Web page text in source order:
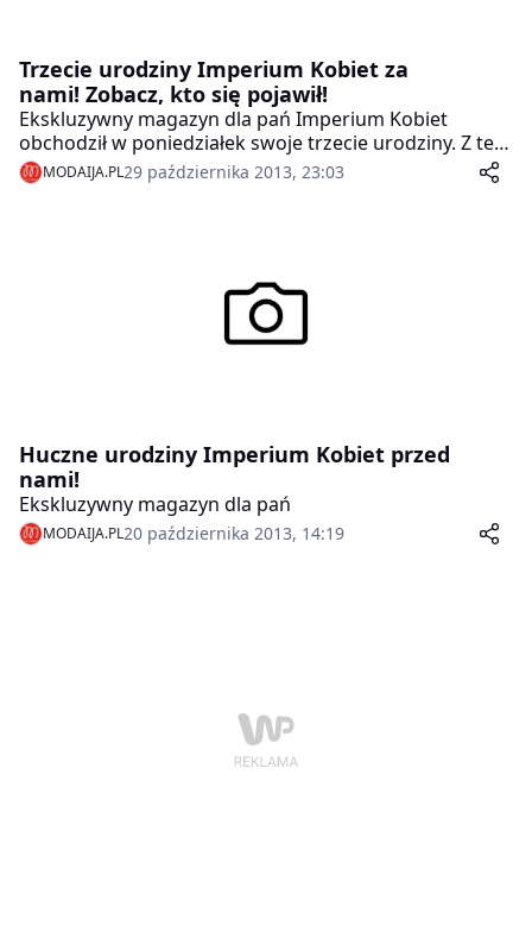
Trzecie urodziny Imperium Kobiet za
nami! Zobacz, kto się pojawił!
Ekskluzywny magazyn dla pań Imperium Kobiet
obchodził w poniedziałek swoje trzecie urodziny. Z tej
okazji na evencie zorganizowanym przez redakcję
pisma w warszawskim Pure Sky Club pojawiło się wiele
MODAIJA.PL29 października 2013, 23:03
Huczne urodziny Imperium Kobiet przed
nami!
Ekskluzywny magazyn dla pań
MODAIJA.PL20 października 2013, 14:19